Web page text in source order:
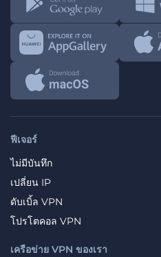
ฟีเจอร์
ไม่มีบันทึก
เปลี่ยน IP
ดับเบิ้ล VPN
โปรโตคอล VPN
เครือข่าย VPN ของเรา